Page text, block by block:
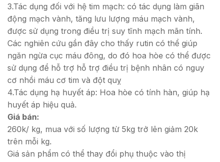
3.Tác dụng đối với hệ tim mạch: có tác dụng làm giãn
động mạch vành, tăng lưu lượng máu mạch vành,
được sử dụng trong điều trị suy tĩnh mạch mãn tính.
Các nghiên cứu gần đây cho thấy rutin có thể giúp
ngăn ngừa cục máu đông, do đó hoa hòe có thể được
sử dụng để hỗ trợ hỗ trợ điều trị bệnh nhân có nguy
cơ nhồi máu cơ tim và đột quỵ
4.Tác dụng hạ huyết áp: Hoa hòe có tính hàn, giúp hạ
huyết áp hiệu quả.
Giá bán:
260k/ kg, mua với số lượng từ 5kg trở lên giảm 20k
trên mỗi kg.
Giá sản phẩm có thể thay đổi phụ thuộc vào thị